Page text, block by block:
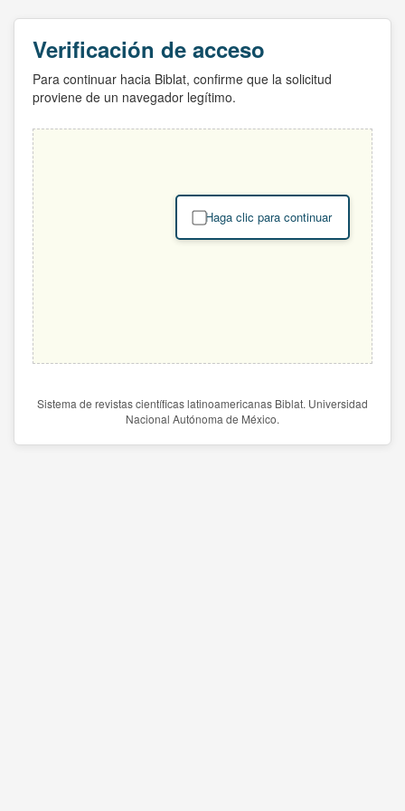
Verificación de acceso
Para continuar hacia Biblat, confirme que la solicitud
proviene de un navegador legítimo.
Haga clic para continuar
Sistema de revistas científicas latinoamericanas Biblat. Universidad
Nacional Autónoma de México.